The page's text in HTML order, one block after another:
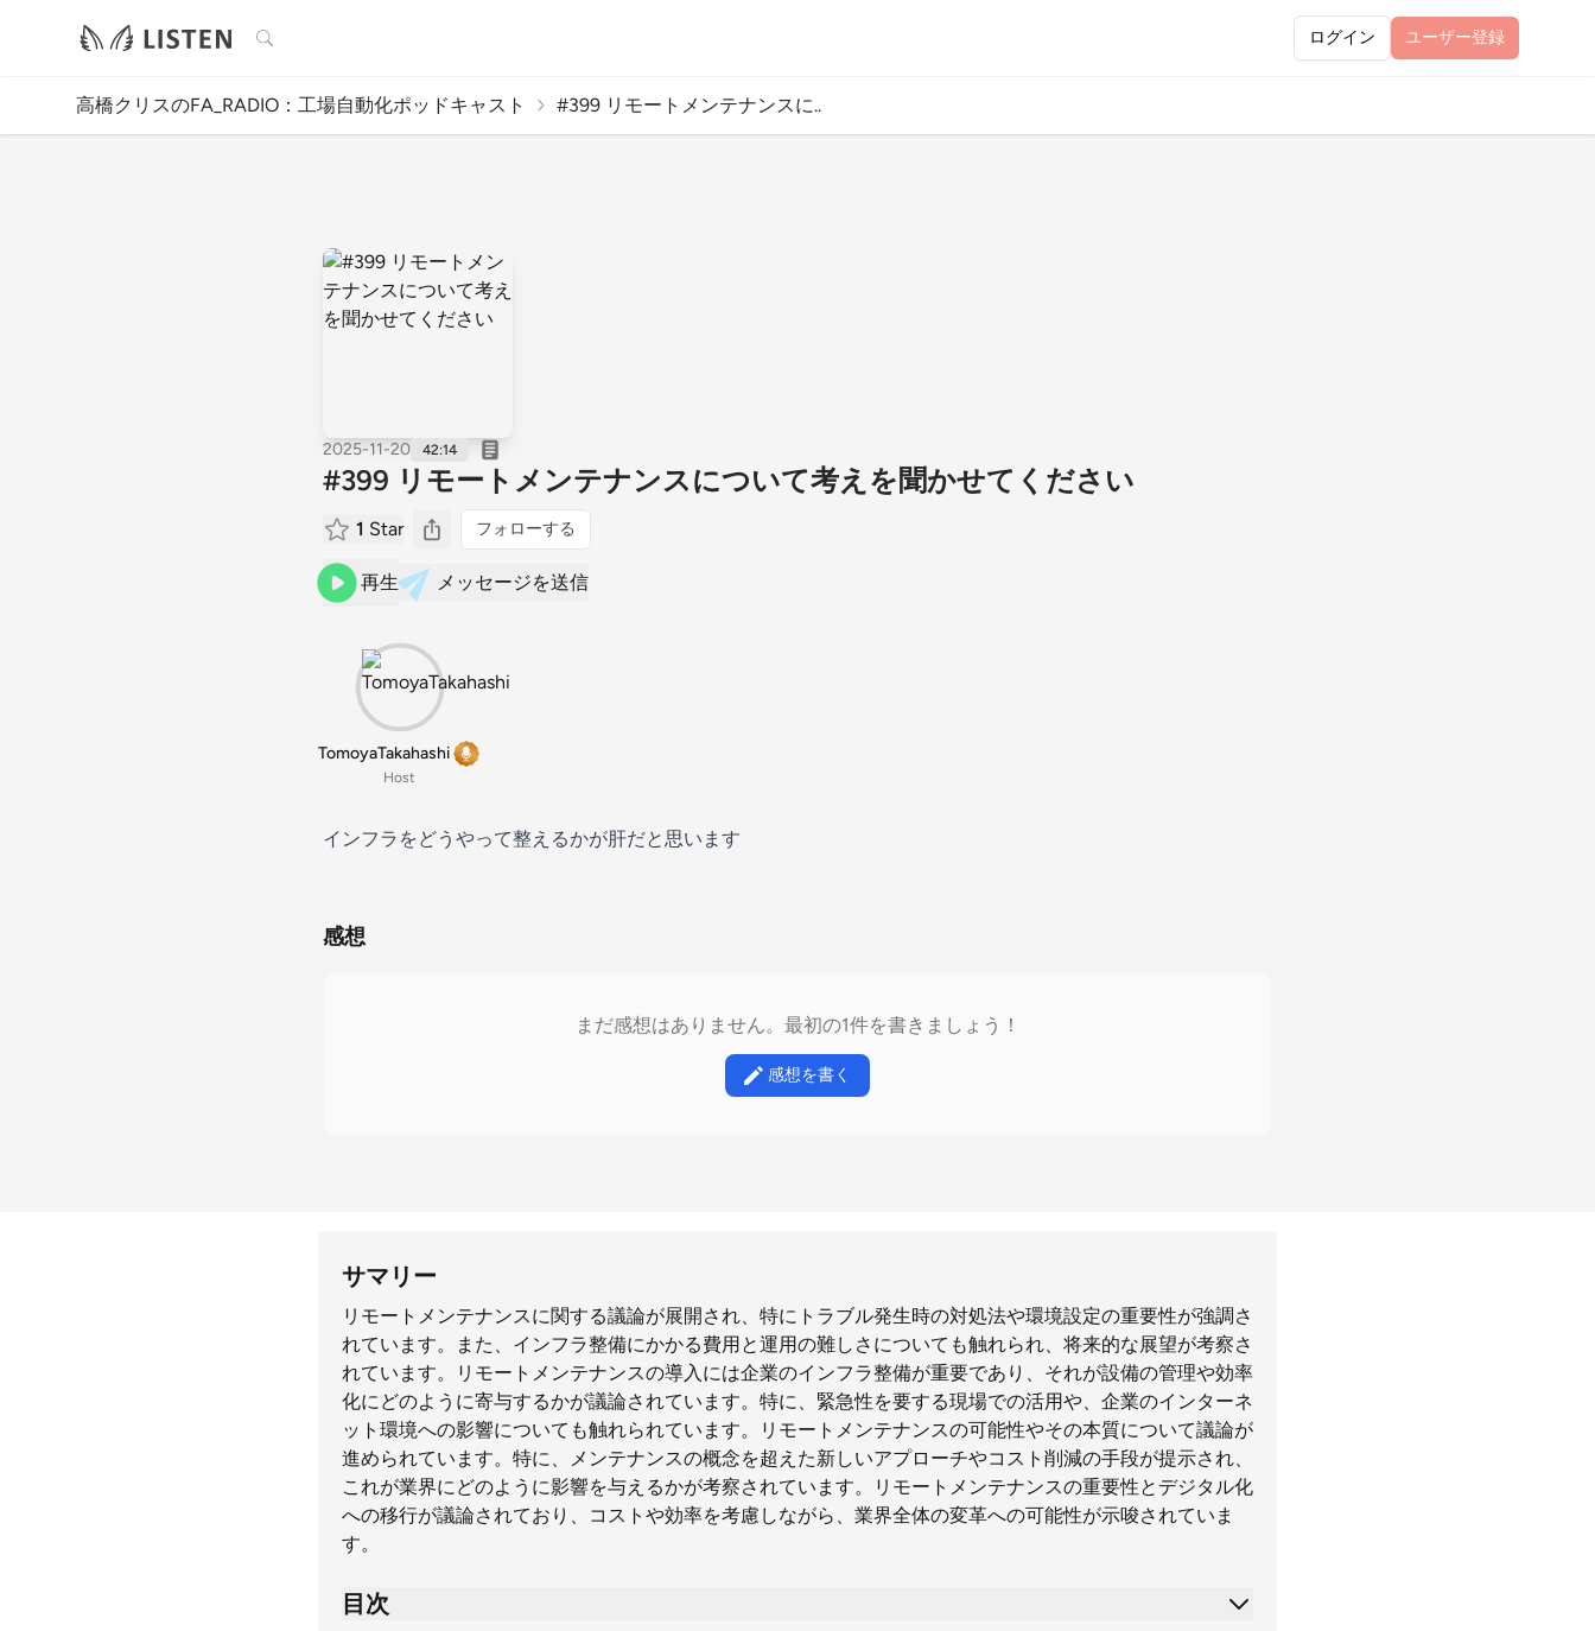
検索 ログイン ユーザー登録
高橋クリスのFA_RADIO：工場自動化ポッドキャスト #399 リモートメンテナンスに..
2025-11-20 42:14
#399 リモートメンテナンスについて考えを聞かせてください
1 Star フォローする
再生 メッセージを送信
TomoyaTakahashi
Host
インフラをどうやって整えるかが肝だと思います
感想
まだ感想はありません。最初の1件を書きましょう！
感想を書く
サマリー
リモートメンテナンスに関する議論が展開され、特にトラブル発生時の対処法や環境設定の重要性が強調さ
れています。また、インフラ整備にかかる費用と運用の難しさについても触れられ、将来的な展望が考察さ
れています。リモートメンテナンスの導入には企業のインフラ整備が重要であり、それが設備の管理や効率
化にどのように寄与するかが議論されています。特に、緊急性を要する現場での活用や、企業のインターネ
ット環境への影響についても触れられています。リモートメンテナンスの可能性やその本質について議論が
進められています。特に、メンテナンスの概念を超えた新しいアプローチやコスト削減の手段が提示され、
これが業界にどのように影響を与えるかが考察されています。リモートメンテナンスの重要性とデジタル化
への移行が議論されており、コストや効率を考慮しながら、業界全体の変革への可能性が示唆されていま
す。
目次